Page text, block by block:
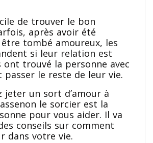
de trouver le bon
après avoir été
tombé amoureux, les
si leur relation est
ont trouvé la personne avec
passer le reste de leur vie.
jeter un sort d’amour à
le sorcier est la
pour vous aider. Il va
conseils sur comment
dans votre vie.